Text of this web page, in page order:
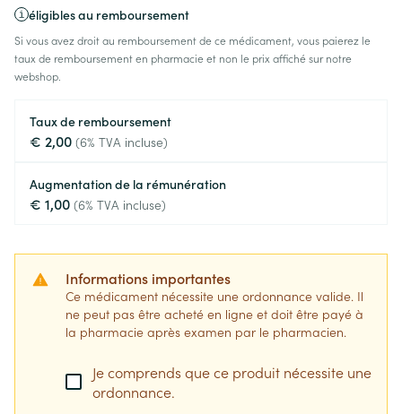
éligibles au remboursement
Si vous avez droit au remboursement de ce médicament, vous paierez le
taux de remboursement en pharmacie et non le prix affiché sur notre
webshop.
Taux de remboursement
€ 2,00 (6% TVA incluse)
Augmentation de la rémunération
€ 1,00 (6% TVA incluse)
Informations importantes
Ce médicament nécessite une ordonnance valide. Il
ne peut pas être acheté en ligne et doit être payé à
la pharmacie après examen par le pharmacien.
Je comprends que ce produit nécessite une
ordonnance.